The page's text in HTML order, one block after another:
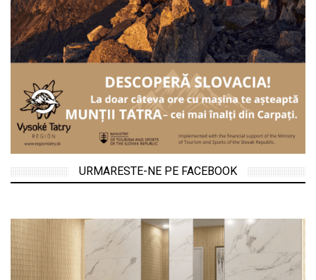
URMARESTE-NE PE FACEBOOK